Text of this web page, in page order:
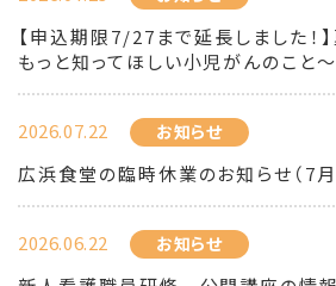
【申込期限7/27まで延長しました
もっと知ってほしい小児がんのこと
2026.07.22 お知らせ
広浜食堂の臨時休業のお知らせ（7月
2026.06.22 お知らせ